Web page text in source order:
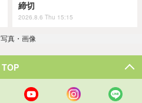
締切
2026.8.6 Thu 15:15
写真・画像
TOP